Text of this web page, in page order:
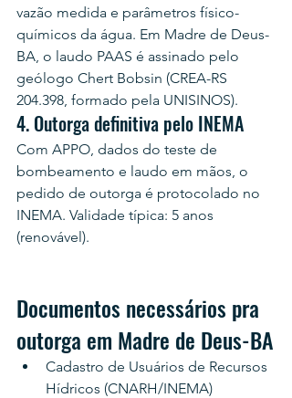
vazão medida e parâmetros físico-
químicos da água. Em Madre de Deus-
BA, o laudo PAAS é assinado pelo
geólogo Chert Bobsin (CREA-RS
204.398, formado pela UNISINOS).
4. Outorga definitiva pelo INEMA
Com APPO, dados do teste de
bombeamento e laudo em mãos, o
pedido de outorga é protocolado no
INEMA. Validade típica: 5 anos
(renovável).
Documentos necessários pra
outorga em Madre de Deus-BA
Cadastro de Usuários de Recursos
Hídricos (CNARH/INEMA)